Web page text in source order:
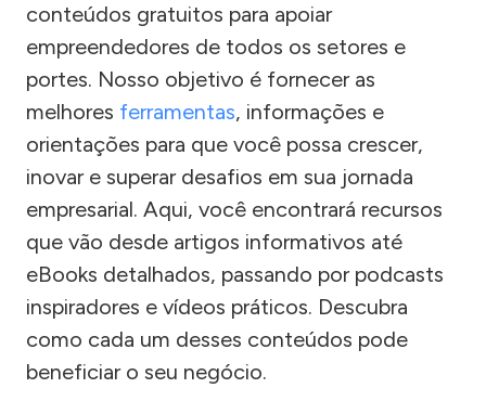
conteúdos gratuitos para apoiar
empreendedores de todos os setores e
portes. Nosso objetivo é fornecer as
melhores ferramentas, informações e
orientações para que você possa crescer,
inovar e superar desafios em sua jornada
empresarial. Aqui, você encontrará recursos
que vão desde artigos informativos até
eBooks detalhados, passando por podcasts
inspiradores e vídeos práticos. Descubra
como cada um desses conteúdos pode
beneficiar o seu negócio.